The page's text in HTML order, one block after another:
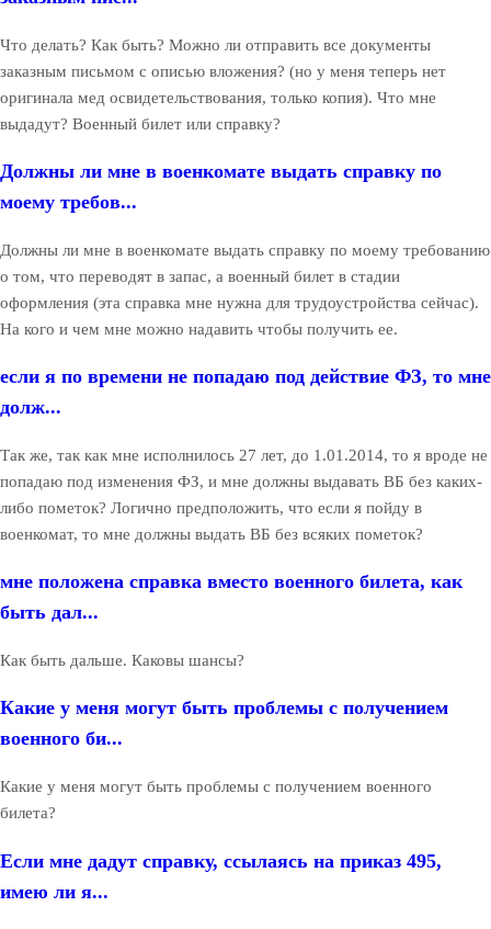
Что делать? Как быть? Можно ли отправить все документы
заказным письмом с описью вложения? (но у меня теперь нет
оригинала мед освидетельствования, только копия). Что мне
выдадут? Военный билет или справку?
Должны ли мне в военкомате выдать справку по
моему требов...
Должны ли мне в военкомате выдать справку по моему требованию
о том, что переводят в запас, а военный билет в стадии
оформления (эта справка мне нужна для трудоустройства сейчас).
На кого и чем мне можно надавить чтобы получить ее.
если я по времени не попадаю под действие ФЗ, то мне
долж...
Так же, так как мне исполнилось 27 лет, до 1.01.2014, то я вроде не
попадаю под изменения ФЗ, и мне должны выдавать ВБ без каких-
либо пометок? Логично предположить, что если я пойду в
военкомат, то мне должны выдать ВБ без всяких пометок?
мне положена справка вместо военного билета, как
быть дал...
Как быть дальше. Каковы шансы?
Какие у меня могут быть проблемы с получением
военного би...
Какие у меня могут быть проблемы с получением военного
билета?
Если мне дадут справку, ссылаясь на приказ 495,
имею ли я...